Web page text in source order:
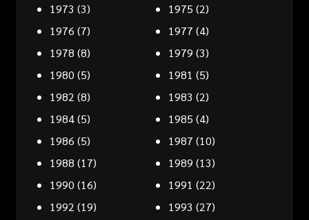
1973 (3) 1975 (2)
1976 (7) 1977 (4)
1978 (8) 1979 (3)
1980 (5) 1981 (5)
1982 (8) 1983 (2)
1984(5) 1985 (4)
1986 (5) 1987 (10)
1988 (17) 1989 (13)
1990 (16) 1991 (22)
1992 (19) 1993 (27)